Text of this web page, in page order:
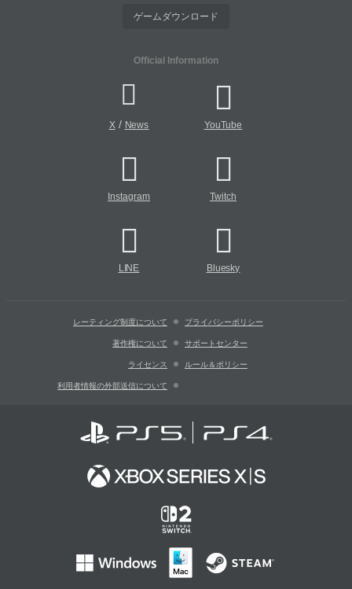
ゲームダウンロード
Official Information
X/ News YouTube
Instagram Twitch
LINE Bluesky
レーティング制度について プライバシーポリシー
著作権について サポートセンター
ライセンス ルール＆ポリシー
利用者情報の外部送信について